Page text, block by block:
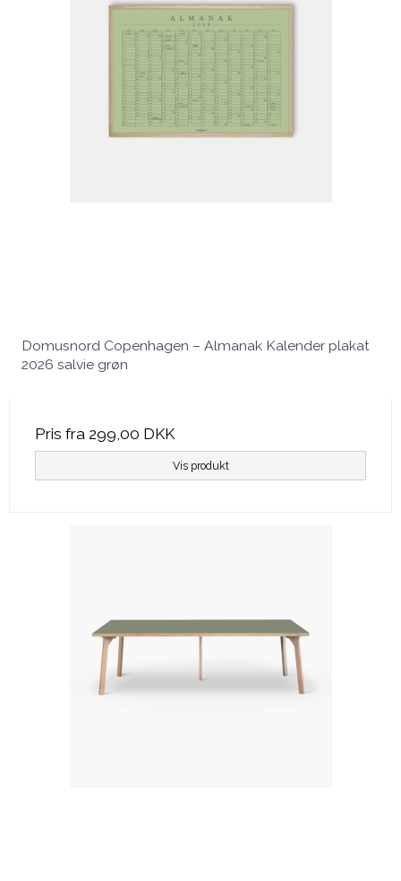
Domusnord Copenhagen – Almanak Kalender plakat
2026 salvie grøn
Pris fra 299,00 DKK
Vis produkt